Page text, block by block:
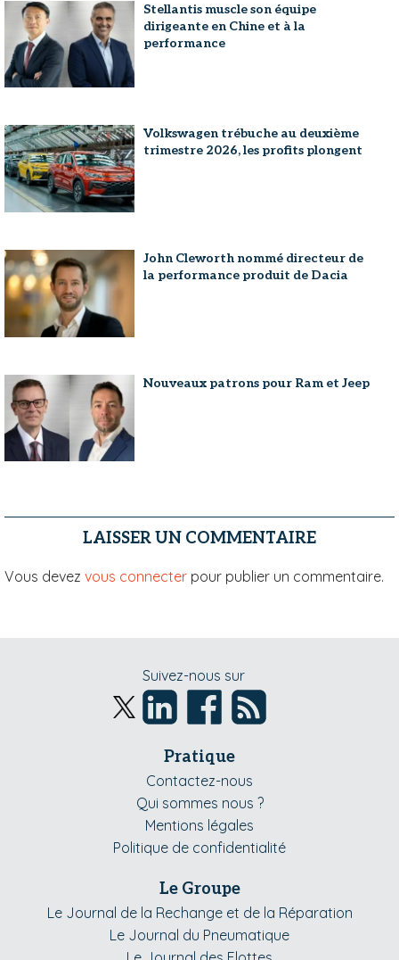
Stellantis muscle son équipe
dirigeante en Chine et à la
performance
Volkswagen trébuche au deuxième
trimestre 2026, les profits plongent
John Cleworth nommé directeur de
la performance produit de Dacia
Nouveaux patrons pour Ram et Jeep
LAISSER UN COMMENTAIRE
Vous devez vous connecter pour publier un commentaire.
Suivez-nous sur
Pratique
Contactez-nous
Qui sommes nous ?
Mentions légales
Politique de confidentialité
Le Groupe
Le Journal de la Rechange et de la Réparation
Le Journal du Pneumatique